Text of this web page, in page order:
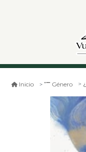
Inicio Género